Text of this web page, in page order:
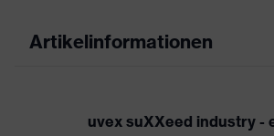
Artikelinformationen
uvex suXXeed industry -